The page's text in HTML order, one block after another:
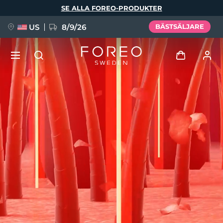
SE ALLA FOREO-PRODUKTER
US 8/9/26 BÄSTSÄLJARE
Logga in
Användarprofil
Mina enheter
Mina beställningar
Mina adresser
Mina prenumerationer
NYHET
FAQ™ Pure Beauty-Tech Elixir
BREAKING NEWS
issa™ Teeth Whitening Set
Språk
English Deutsch
Español
Français
Italiano
Português
Polski
Svenska
Русский
Türkçe
简体中文 繁體中文